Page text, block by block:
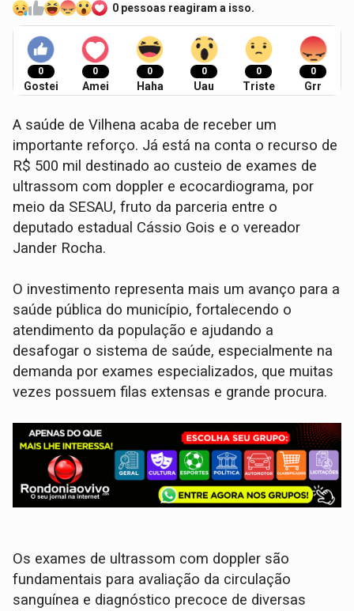
0 pessoas reagiram a isso.
0
Gostei
0
Amei
0
Haha
0
Uau
0
Triste
0
Grr
A saúde de Vilhena acaba de receber um
importante reforço. Já está na conta o recurso de
R$ 500 mil destinado ao custeio de exames de
ultrassom com doppler e ecocardiograma, por
meio da SESAU, fruto da parceria entre o
deputado estadual Cássio Gois e o vereador
Jander Rocha.
O investimento representa mais um avanço para a
saúde pública do município, fortalecendo o
atendimento da população e ajudando a
desafogar o sistema de saúde, especialmente na
demanda por exames especializados, que muitas
vezes possuem filas extensas e grande procura.
Os exames de ultrassom com doppler são
fundamentais para avaliação da circulação
sanguínea e diagnóstico precoce de diversas